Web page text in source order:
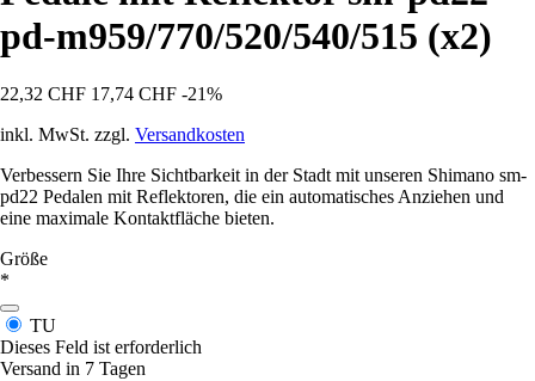
pd-m959/770/520/540/515 (x2)
22,32 CHF 17,74 CHF -21%
inkl. MwSt. zzgl. Versandkosten
Verbessern Sie Ihre Sichtbarkeit in der Stadt mit unseren Shimano sm-
pd22 Pedalen mit Reflektoren, die ein automatisches Anziehen und
eine maximale Kontaktfläche bieten.
Größe
*
TU
Dieses Feld ist erforderlich
Versand in 7 Tagen